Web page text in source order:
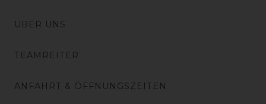
ÜBER UNS
TEAMREITER
ANFAHRT & ÖFFNUNGSZEITEN